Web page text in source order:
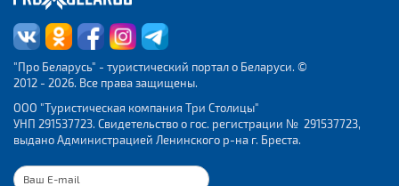
"Про Беларусь" - туристический портал о Беларуси. ©
2012 - 2026. Все права защищены.
ООО "Туристическая компания Три Столицы"
УНП 291537723. Свидетельство о гос. регистрации № 291537723,
выдано Администрацией Ленинского р-на г. Бреста.